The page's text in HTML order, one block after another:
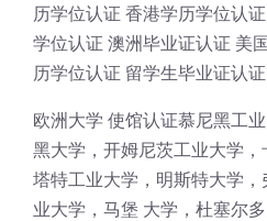
历学位认证 香港学历学位认
学位认证 澳洲毕业证认证 美
历学位认证 留学生毕业证认证
欧洲大学 使馆认证慕尼黑工
黑大学，开姆尼茨工业大学
塔特工业大学，明斯特大学
业大学，马堡 大学，杜塞尔